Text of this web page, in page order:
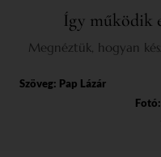
Így működik
Megnéztük, hogyan
Szöveg: Pap Lázár